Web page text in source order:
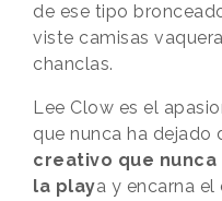
de ese tipo
viste camisas
chanclas.
Lee Clow es el
que nunca ha dejado
creativo que
la playa y encarna el